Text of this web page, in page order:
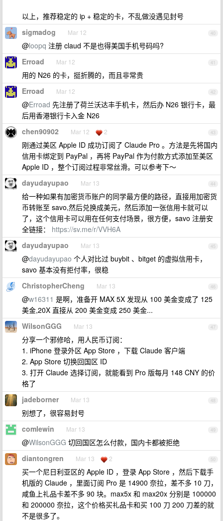
以上，推荐稳定的 ip + 稳定的卡，不乱做没遇见封号
40
sigmadog Mar 12
@loopq 注册 claud 不是也得美国手机号码吗?
41
Erroad Mar 12
用的 N26 的卡，挺折腾的，而且非常贵
42
Erroad Mar 12
@Erroad 先注册了荷兰沃达丰手机卡，然后办 N26 银行卡，最
后用香港银行卡入金 N26
43
chen90902 Mar 12 2
刚通过美区 Apple ID 成功订阅了 Claude Pro 。方法是先将国内
信用卡绑定到 PayPal ，再将 PayPal 作为付款方式添加至美区
Apple ID ，整个订阅过程非常丝滑。可以参考下～
44
dayudayupao Mar 13
给一种如果有加密货币账户的同学最方便的路径，直接用加密货
币转账至 savo,然后兑换成美元，然后添加一张信用卡就可以
了，这个信用卡可以用在任何支付场景，很方便，savo 注册安
全链接： https://sv.me/r/VVH6A
45
dayudayupao Mar 13
@dayudayupao 个人对比过 buybit 、bitget 的虚拟信用卡，
savo 基本没有拒付率，很稳
46
ChristopherCheng Mar 13
@w16311 是啊，准备开 MAX 5X 发现从 100 美金变成了 125
美金,20X 直接从 200 美金变成 250 美金...
47
WilsonGGG Mar 13
分享一个邪修哈，用人民币订阅：
1. iPhone 登录外区 App Store ，下载 Claude 客户端
2. App Store 切换回国区 ID
3. 打开 Claude 选择订阅，就能看到 Pro 版每月 148 CNY 的价
格了
48
jadeborner Mar 13
别想了，很容易封号
49
comlewin Mar 13
@WilsonGGG 切回国区怎么付款，国内卡都被拒绝
50
diantongren Mar 13 2
买一个尼日利亚区的 Apple ID ，登录 App Store ，然后下载手
机版的 Claude ，里面订阅 Pro 是 14900 奈拉，差不多 10 刀，
咸鱼上礼品卡差不多 90 块。max5x 和 max20x 分别是 100000
和 200000 奈拉，这个价格买礼品卡和买 100 刀 200 刀差的就
不是很多了。